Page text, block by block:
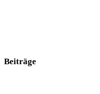
Beiträge